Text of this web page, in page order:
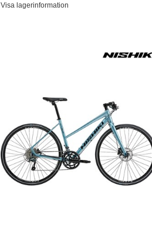
Visa lagerinformation